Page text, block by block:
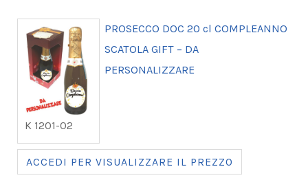
K 1201-02
PROSECCO DOC 20 cl COMPLEANNO
SCATOLA GIFT – DA
PERSONALIZZARE
ACCEDI PER VISUALIZZARE IL PREZZO